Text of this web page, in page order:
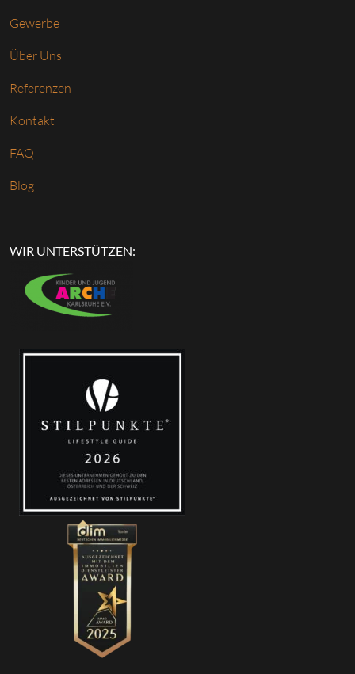
Gewerbe
Über Uns
Referenzen
Kontakt
FAQ
Blog
WIR UNTERSTÜTZEN: